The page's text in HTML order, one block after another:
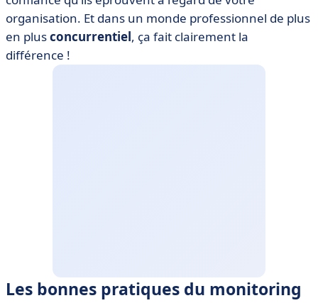
organisation. Et dans un monde professionnel de plus
en plusconcurrentiel, ça fait clairement la
différence !
Les bonnes pratiques du monitoring